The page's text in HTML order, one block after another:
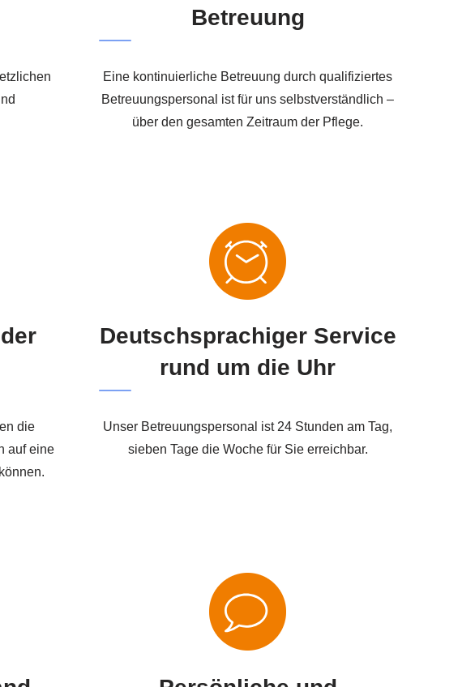
Betreuung
Eine kontinuierliche Betreuung durch qualifiziertes
Betreuungspersonal ist für uns selbstverständlich –
über den gesamten Zeitraum der Pflege.
die
auf eine
Deutschsprachiger Service
rund um die Uhr
Unser Betreuungspersonal ist 24 Stunden am Tag,
sieben Tage die Woche für Sie erreichbar.